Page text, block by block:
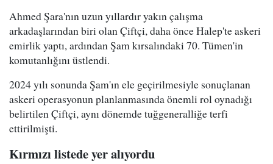
Ahmed Şara'nın uzun yıllardır yakın çalışma
arkadaşlarından biri olan Çiftçi, daha önce Halep'te askeri
emirlik yaptı, ardından Şam kırsalındaki 70. Tümen'in
komutanlığını üstlendi.
2024 yılı sonunda Şam'ın ele geçirilmesiyle sonuçlanan
askeri operasyonun planlanmasında önemli rol oynadığı
belirtilen Çiftçi, aynı dönemde tuğgeneralliğe terfi
ettirilmişti.
Kırmızı listede yer alıyordu